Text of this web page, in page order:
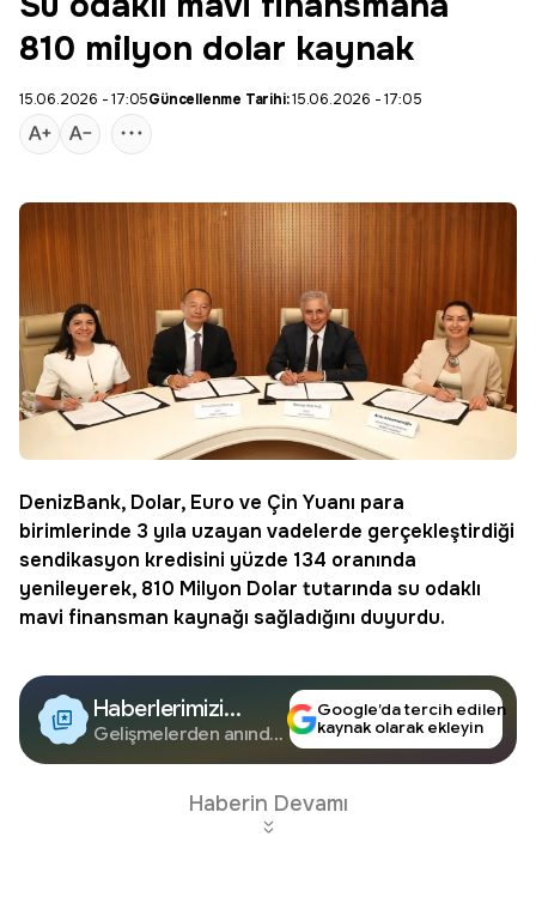
810 milyon dolar kaynak
15.06.2026 - 17:05Güncellenme Tarihi:15.06.2026 - 17:05
DenizBank, Dolar, Euro ve Çin Yuanı para
birimlerinde 3 yıla uzayan vadelerde gerçekleştirdiği
sendikasyon kredisini yüzde 134 oranında
yenileyerek, 810 Milyon Dolar tutarında su odaklı
mavi finansman kaynağı sağladığını duyurdu.
Haberlerimizi
Google'da Takip
Edin
Gelişmelerden anında
Google’da tercih edilen
kaynak olarak ekleyin
Haberin Devamı